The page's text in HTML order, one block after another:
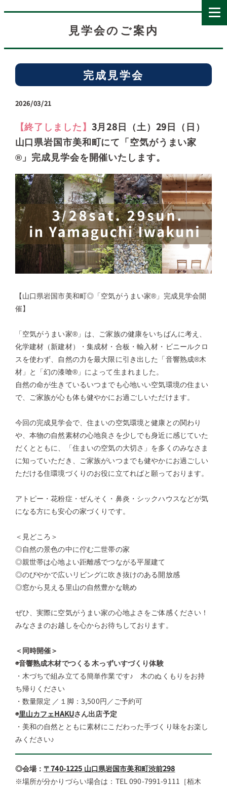
見学会のご案内
完成見学会
2026/03/21
【終了しました】 3月28日（土）29日（日）
山口県岩国市美和町にて「空気がうまい家
®」完成見学会を開催いたします。
【山口県岩国市美和町◎「空気がうまい家®」完成見学会開
催】
「空気がうまい家®」は、ご家族の健康をいちばんに考え、
化学建材（新建材）・集成材・合板・輸入材・ビニールクロ
スを使わず、自然の力を最大限に引き出した「音響熟成®木
材」と「幻の漆喰®」によって生まれました。
自然の命が生きているいつまでも心地いい空気環境の住まい
で、ご家族が心も体も健やかにお過ごしいただけます。
今回の完成見学会で、住まいの空気環境と健康との関わり
や、本物の自然素材の心地良さを少しでも身近に感じていた
だくとともに、「住まいの空気の大切さ」を多くのみなさま
に知っていただき、ご家族がいつまでも健やかにお過ごしい
ただける住環境づくりのお役に立てればと願っております。
アトピー・花粉症・ぜんそく・鼻炎・シックハウスなどが気
になる方にも安心の家づくりです。
＜見どころ＞
◎自然の景色の中に佇む二世帯の家
◎親世帯は心地よい距離感でつながる平屋建て
◎のびやかで広いリビングに吹き抜けのある開放感
◎窓から見える里山の自然豊かな眺め
ぜひ、実際に空気がうまい家の心地よさをご体感ください！
みなさまのお越しを心からお待ちしております。
＜同時開催＞
◉音響熟成木材でつくる 木っずいすづくり体験
・木づちで組み立てる簡単作業です♪ 木のぬくもりをお持
ち帰りください
・数量限定 ／１脚：3,500円／ご予約可
◉里山カフェHAKUさん出店予定
・美和の自然とともに素材にこだわった手づくり味をお楽し
みください♪
◎会場： 〒740-1225 山口県岩国市美和町渋前298
※場所が分かりづらい場合は：TEL 090-7991-9111［栢木